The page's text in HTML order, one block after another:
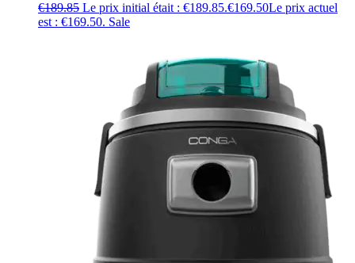
€189.85 Le prix initial était : €189.85.€169.50Le prix actuel
est : €169.50. Sale